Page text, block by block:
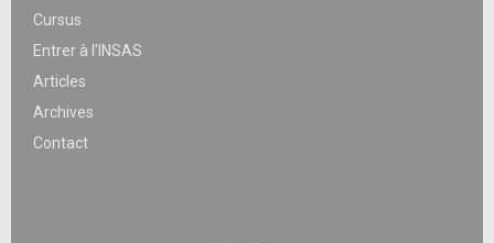
Cursus
Entrer à l’INSAS
Articles
Archives
Contact